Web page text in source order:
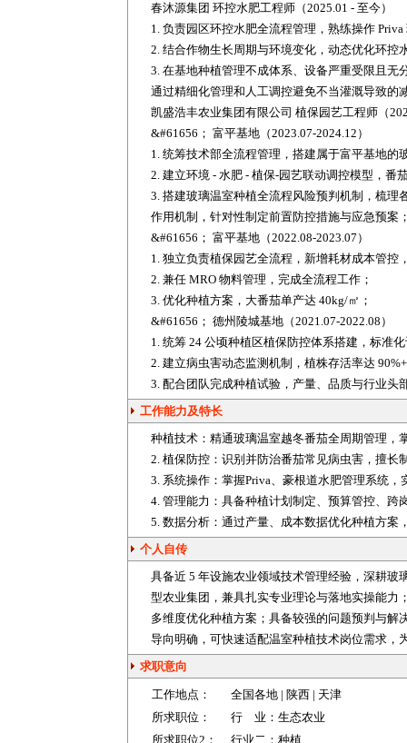
春沐源集团 环控水肥工程师（2025.01 - 至今）
1. 负责园区环控水肥全流程管理，熟练操作
2. 结合作物生长周期与环境变化，动态优化环
3. 在基地种植管理不成体系、设备严重受限且无
通过精细化管理和人工调控避免不当灌溉导致的
凯盛浩丰农业集团有限公司 植保园艺工程师（
&#61656； 富平基地（2023.07-2024.12）
1. 统筹技术部全流程管理，搭建属于富平基地的
2. 建立环境 - 水肥 - 植保-园艺联动调控模型，番
3. 搭建玻璃温室种植全流程风险预判机制，梳
作用机制，针对性制定前置防控措施与应急预案
&#61656； 富平基地（2022.08-2023.07）
1. 独立负责植保园艺全流程，新增耗材成本管控
2. 兼任 MRO 物料管理，完成全流程工作；
3. 优化种植方案，大番茄单产达 40kg/㎡；
&#61656； 德州陵城基地（2021.07-2022.08）
1. 统筹 24 公顷种植区植保防控体系搭建，标准
2. 建立病虫害动态监测机制，植株存活率达
3. 配合团队完成种植试验，产量、品质与行业头
工作能力及特长
种植技术：精通玻璃温室越冬番茄全周期管理，
2. 植保防控：识别并防治番茄常见病虫害，擅长
3. 系统操作：掌握Priva、豪根道水肥管理系统
4. 管理能力：具备种植计划制定、预算管控、
5. 数据分析：通过产量、成本数据优化种植方案
个人自传
具备近 5 年设施农业领域技术管理经验，深耕
型农业集团，兼具扎实专业理论与落地实操能力
多维度优化种植方案；具备较强的问题预判与
导向明确，可快速适配温室种植技术岗位需求，
求职意向
工作地点： 全国各地 | 陕西 | 天津
所求职位：
行 业： 生态农业
所求职位2：
行业二： 种植